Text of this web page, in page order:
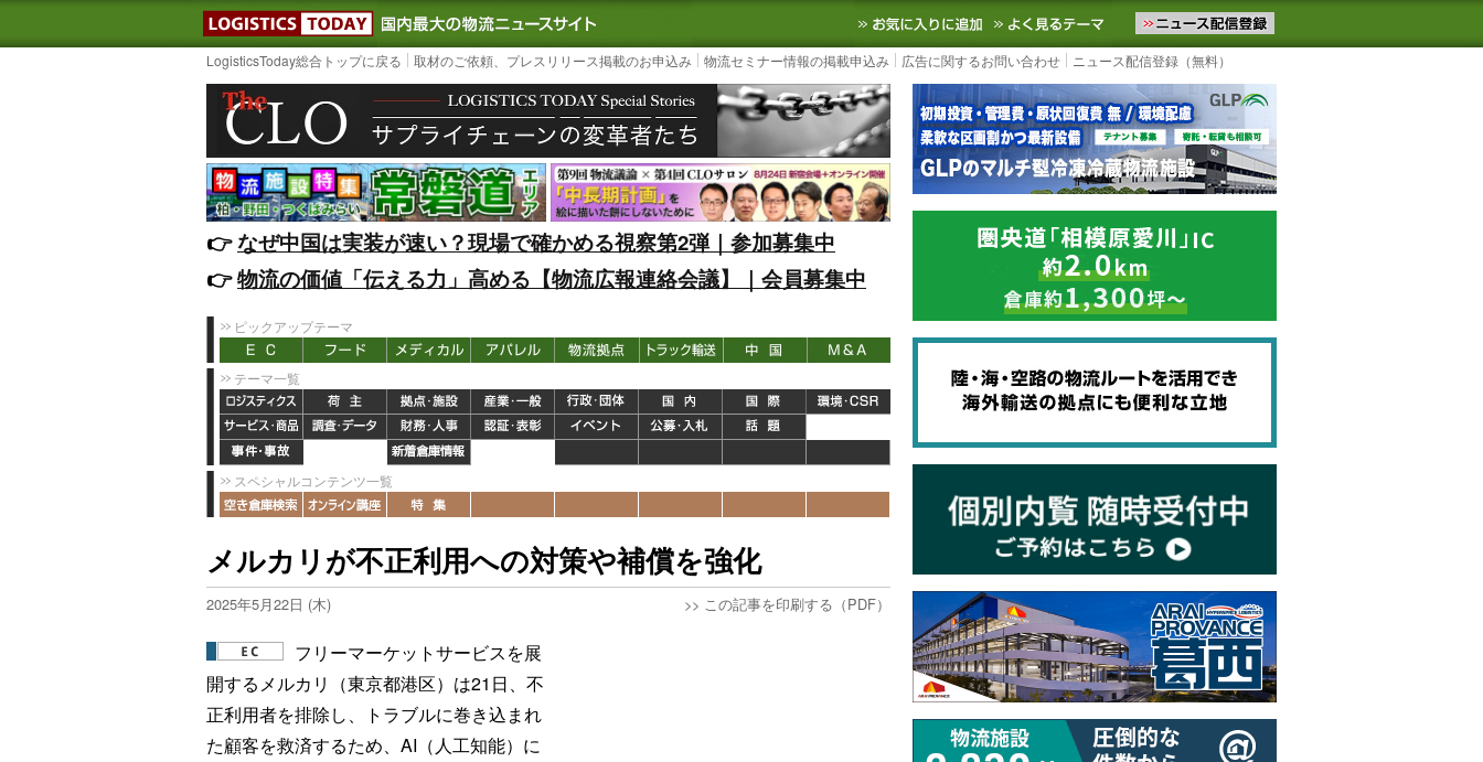
LOGISTICS TODAY｜国内最大の物流ニュースサイト3PL, SCMなど国内外の最新の物流ニュースをお届けします。物流ニュースメール配信を登録す
お気に入りに追加 よく見るテーマ
LogisticsToday総合トップに戻る 取材のご依頼、プレスリリース掲載のお申込み 物流セミナー情報の掲載申込み 広告に関するお問い合わせ ニュース配信登録（無料）
👉️なぜ中国は実装が速い？現場で確かめる視察第2弾｜参加募集中
👉️物流の価値「伝える力」高める【物流広報連絡会議】｜会員募集中
ピックアップテーマ
テーマ一覧
スペシャルコンテンツ一覧
メルカリが不正利用への対策や補償を強化
2025年5月22日 (木) >> この記事を印刷する（PDF）
フリーマーケットサービスを展
開するメルカリ（東京都港区）は21日、不
正利用者を排除し、トラブルに巻き込まれ
た顧客を救済するため、AI（人工知能）に